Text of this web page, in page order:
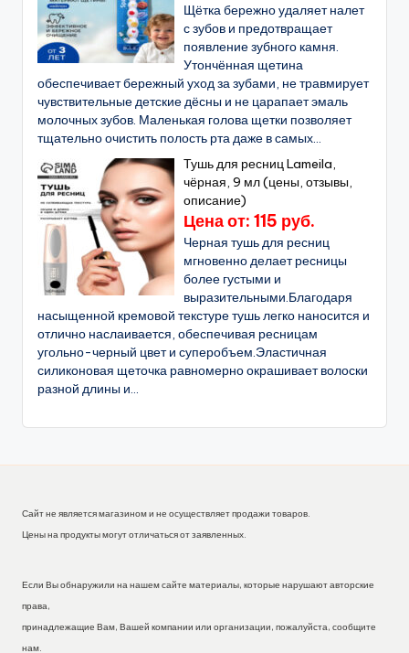
Щётка бережно удаляет налет
с зубов и предотвращает
появление зубного камня.
Утончённая щетина
обеспечивает бережный уход за зубами, не травмирует
чувствительные детские дёсны и не царапает эмаль
молочных зубов. Маленькая голова щетки позволяет
тщательно очистить полость рта даже в самых...
Тушь для ресниц Lameila,
чёрная, 9 мл (цены, отзывы,
описание)
Цена от: 115 руб.
Черная тушь для ресниц
мгновенно делает ресницы
более густыми и
выразительными.Благодаря
насыщенной кремовой текстуре тушь легко наносится и
отлично наслаивается, обеспечивая ресницам
угольно-черный цвет и суперобъем.Эластичная
силиконовая щеточка равномерно окрашивает волоски
разной длины и...
Сайт не является магазином и не осуществляет продажи товаров.
Цены на продукты могут отличаться от заявленных.
Если Вы обнаружили на нашем сайте материалы, которые нарушают авторские
права,
принадлежащие Вам, Вашей компании или организации, пожалуйста, сообщите
нам.